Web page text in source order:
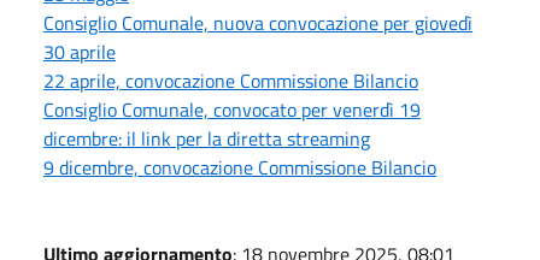
Consiglio Comunale, nuova convocazione per giovedì
30 aprile
22 aprile, convocazione Commissione Bilancio
Consiglio Comunale, convocato per venerdì 19
dicembre: il link per la diretta streaming
9 dicembre, convocazione Commissione Bilancio
Ultimo aggiornamento: 18 novembre 2025, 08:01